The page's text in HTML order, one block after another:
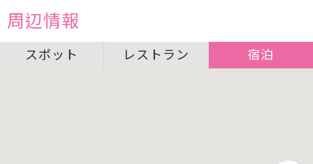
周辺情報
スポット レストラン 宿泊